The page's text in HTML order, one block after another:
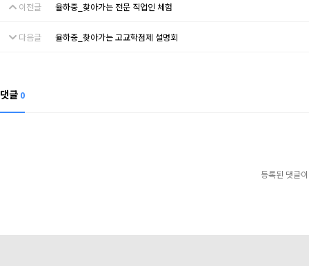
이전글 율하중_찾아가는 전문 직업인 체험
다음글 율하중_찾아가는 고교학점제 설명회
댓글 0
등록된 댓글